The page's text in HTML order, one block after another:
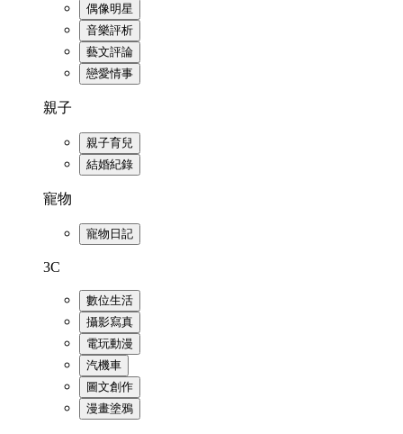
偶像明星
音樂評析
藝文評論
戀愛情事
親子
親子育兒
結婚紀錄
寵物
寵物日記
3C
數位生活
攝影寫真
電玩動漫
汽機車
圖文創作
漫畫塗鴉